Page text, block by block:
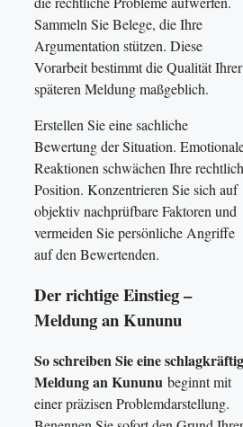
Sammeln Sie Belege, die Ihre
Argumentation stützen. Diese
Vorarbeit bestimmt die Qualität Ihrer
späteren Meldung maßgeblich.
Erstellen Sie eine sachliche
Bewertung der Situation.
Reaktionen schwächen Ihre
Position. Konzentrieren Sie sich auf
objektiv nachprüfbare Faktoren und
vermeiden Sie persönliche Angriffe
auf den Bewertenden.
Der richtige Einstieg –
Meldung an Kununu
So schreiben Sie eine
Meldung an Kununu beginnt mit
einer präzisen Problemdarstellung.